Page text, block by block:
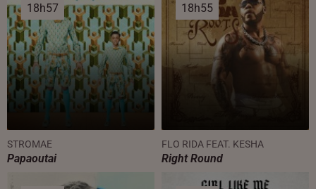
18h57
18h57
STROMAE
Papaoutai
18h55
18h55
FLO RIDA FEAT. KESHA
Right Round